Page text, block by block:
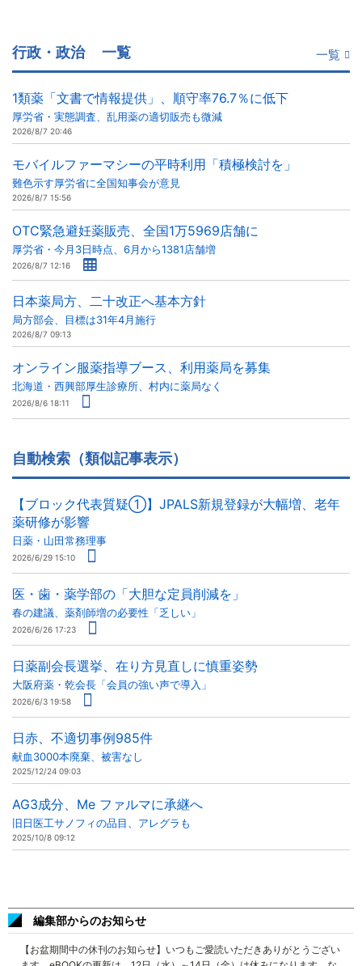
行政・政治 一覧 一覧
1類薬「文書で情報提供」、順守率76.7％に低下
厚労省・実態調査、乱用薬の適切販売も微減
2026/8/7 20:46
モバイルファーマシーの平時利用「積極検討を」
難色示す厚労省に全国知事会が意見
2026/8/7 15:56
OTC緊急避妊薬販売、全国1万5969店舗に
厚労省・今月3日時点、6月から1381店舗増
2026/8/7 12:16
日本薬局方、二十改正へ基本方針
局方部会、目標は31年4月施行
2026/8/7 09:13
オンライン服薬指導ブース、利用薬局を募集
北海道・西興部厚生診療所、村内に薬局なく
2026/8/6 18:11
自動検索（類似記事表示）
【ブロック代表質疑①】JPALS新規登録が大幅増、老年
薬研修が影響
日薬・山田常務理事
2026/6/29 15:10
医・歯・薬学部の「大胆な定員削減を」
春の建議、薬剤師増の必要性「乏しい」
2026/6/26 17:23
日薬副会長選挙、在り方見直しに慎重姿勢
大阪府薬・乾会長「会員の強い声で導入」
2026/6/3 19:58
日赤、不適切事例985件
献血3000本廃棄、被害なし
2025/12/24 09:03
AG3成分、Me ファルマに承継へ
旧日医工サノフィの品目、アレグラも
2025/10/8 09:12
編集部からのお知らせ
【お盆期間中の休刊のお知らせ】いつもご愛読いただきありがとうござい